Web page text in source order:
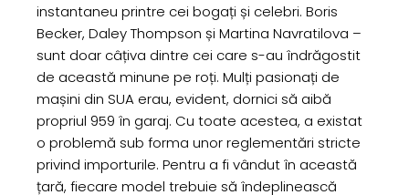
instantaneu printre cei bogați și celebri. Boris
Becker, Daley Thompson și Martina Navratilova –
sunt doar câțiva dintre cei care s-au îndrăgostit
de această minune pe roți. Mulți pasionați de
mașini din SUA erau, evident, dornici să aibă
propriul 959 în garaj. Cu toate acestea, a existat
o problemă sub forma unor reglementări stricte
privind importurile. Pentru a fi vândut în această
țară, fiecare model trebuie să îndeplinească